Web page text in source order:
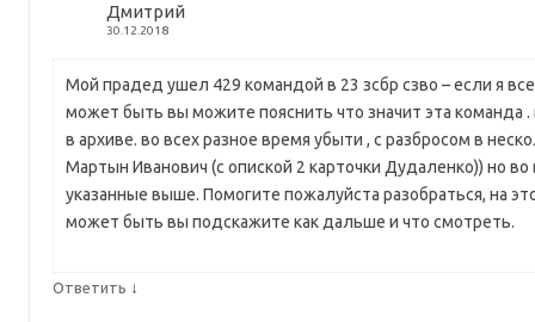
Дмитрий
30.12.2018
Мой прадед ушел 429 командой в 23 зсбр сзво – если я
может быть вы можите пояснить что значит эта команда .
в архиве. во всех разное время убыти , с разбросом в
Мартын Иванович (с опиской 2 карточки Дудаленко)) но
указанные выше. Помогите пожалуйста разобраться, на
может быть вы подскажите как дальше и что смотреть.
Ответить ↓